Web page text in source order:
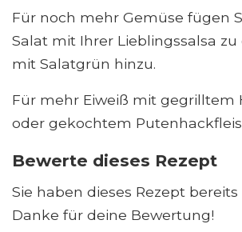
Für noch mehr Gemüse fügen
Salat mit Ihrer Lieblingssalsa
mit Salatgrün hinzu.
Für mehr Eiweiß mit gegrilltem
oder gekochtem
Bewerte dieses Rezept
Sie haben dieses Rezept
Danke für deine Bewertung!